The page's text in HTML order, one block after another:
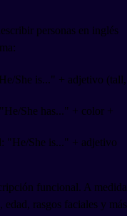
personas en inglés
She is..." + adjetivo (tall,
She has..." + color +
"He/She is..." + adjetivo
funcional. A medida
edad, rasgos faciales y más